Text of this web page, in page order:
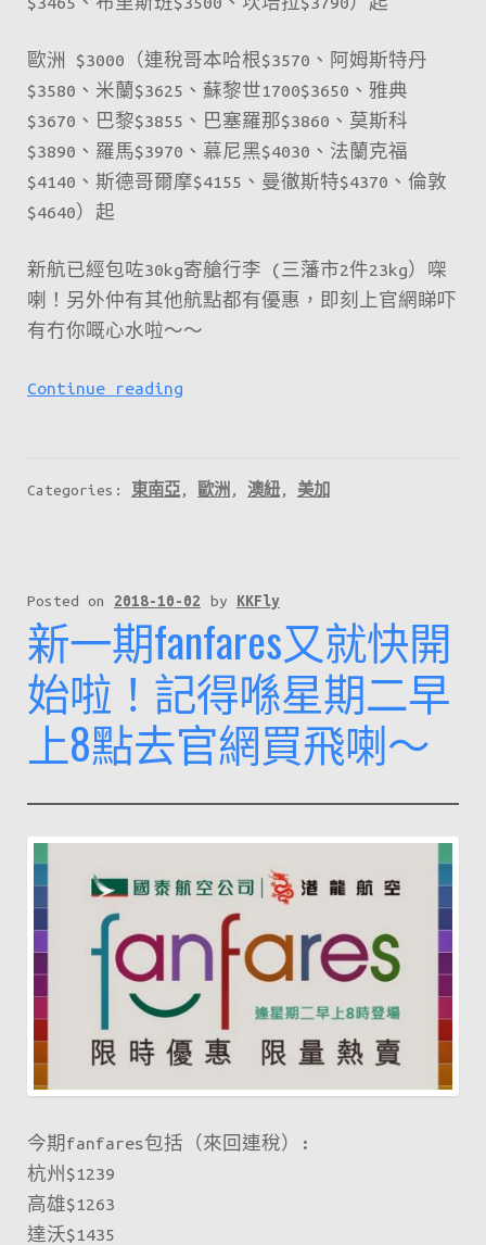
歐洲 $3000（連稅哥本哈根$3570、阿姆斯特丹
$3580、米蘭$3625、蘇黎世1700$3650、雅典
$3670、巴黎$3855、巴塞羅那$3860、莫斯科
$3890、羅馬$3970、慕尼黑$4030、法蘭克福
$4140、斯德哥爾摩$4155、曼徹斯特$4370、倫敦
$4640）起
新航已經包咗30kg寄艙行李 (三藩市2件23kg）㗎
喇！另外仲有其他航點都有優惠，即刻上官網睇吓
有冇你嘅心水啦～～
Continue reading新
祝
港
60
周
年，
推
出
航
優
惠！
選
介：
新
坡
Categories: 東南亞, 歐洲 , 澳紐, 美加
Posted on 2018-10-02 by KKFly
新一期fanfares又就快開
始啦！記得喺星期二早
上8點去官網買飛喇～
今期fanfares包括（來回連稅）:
杭州$1239
高雄$1263
達沃$1435